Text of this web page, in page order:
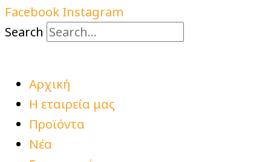
Facebook Instagram
Search
Αρχική
Η εταιρεία μας
Προϊόντα
Νέα